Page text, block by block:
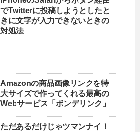
でTwitterに投稿しようとしたと
きに文字が入力できないときの
対処法
Amazonの商品画像リンクを特
大サイズで作ってくれる最高の
Webサービス「ポンデリンク」
ただあるだけじゃツマンナイ！